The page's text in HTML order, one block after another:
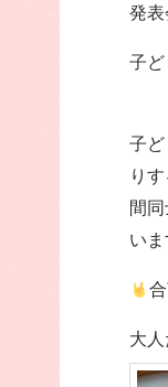
発
子
子
り
間
い
大